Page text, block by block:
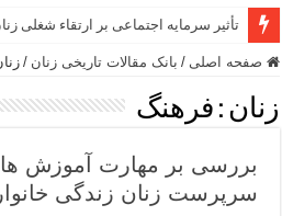
تأثیر سرمایه اجتماعی بر ارتقاء شغلی
صفحه اصلی / بانک مقالات تاریخی زنان /
زنان : فرهنگ
بررسی بر مهارت آموزش
سرپرست زنان زندگی خانوار